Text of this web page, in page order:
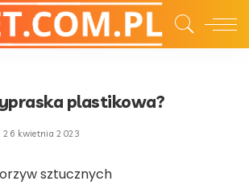
plastikowa?
26 kwietnia 2023